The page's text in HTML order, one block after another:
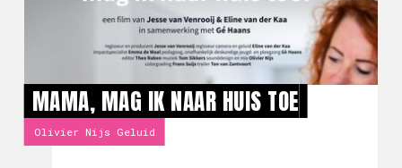
MAMA, MAG IK NAAR HUIS TOE
Olivier Nijs Geluid